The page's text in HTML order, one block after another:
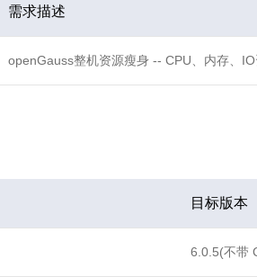
需求描述
openGauss整机资源瘦身 -- CPU、内存、
目标版本
6.0.5(不带